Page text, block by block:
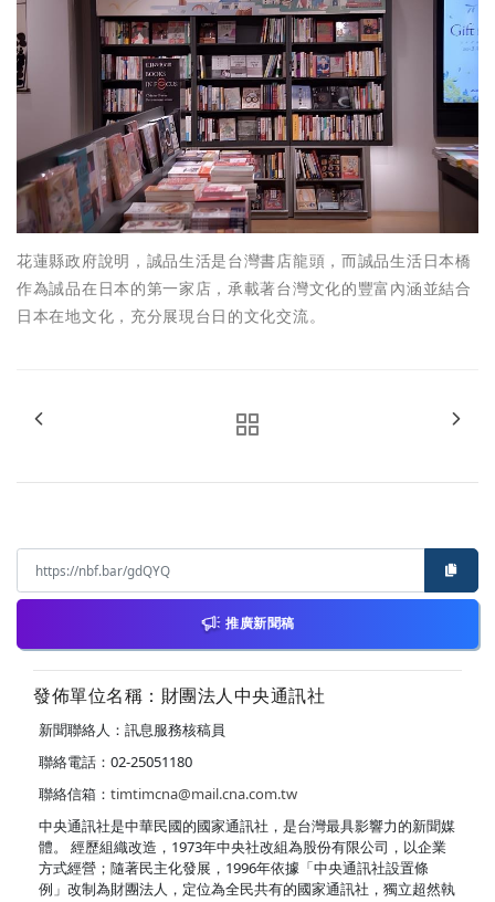
花蓮縣政府說明，誠品生活是台灣書店龍頭，而誠品生活日本橋
作為誠品在日本的第一家店，承載著台灣文化的豐富內涵並結合
日本在地文化，充分展現台日的文化交流。
推廣新聞稿
發佈單位名稱：財團法人中央通訊社
新聞聯絡人：訊息服務核稿員
聯絡電話：02-25051180
聯絡信箱： timtimcna@mail.cna.com.tw
中央通訊社是中華民國的國家通訊社，是台灣最具影響力的新聞媒
體。 經歷組織改造，1973年中央社改組為股份有限公司，以企業
方式經營；隨著民主化發展，1996年依據「中央通訊社設置條
例」改制為財團法人，定位為全民共有的國家通訊社，獨立超然執